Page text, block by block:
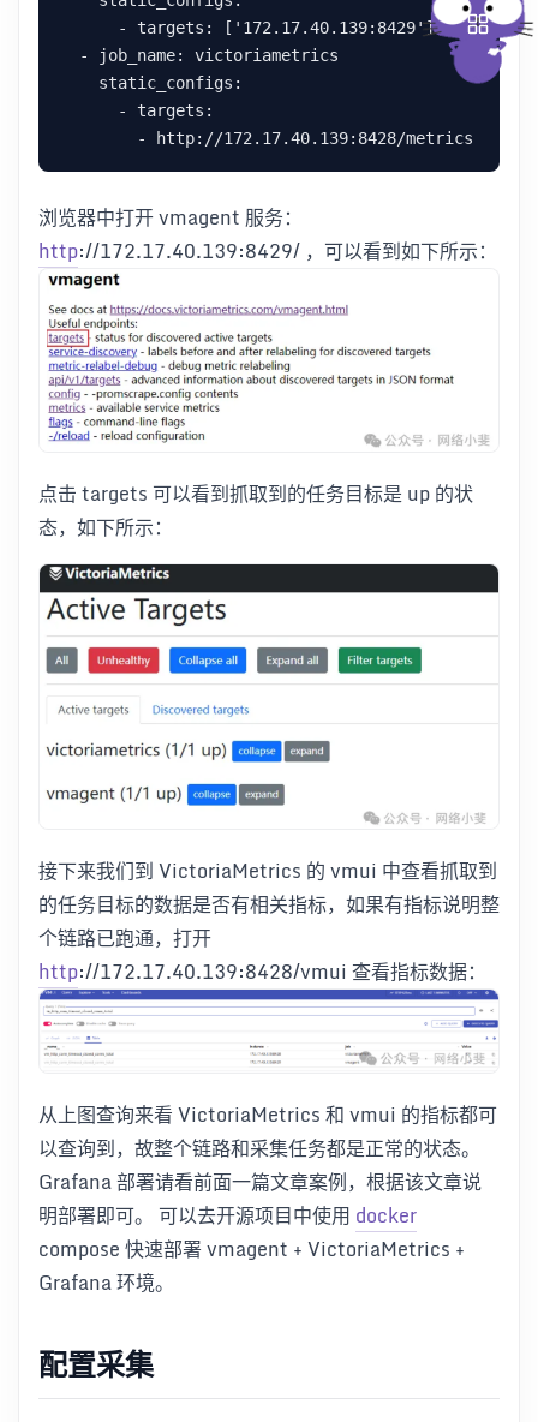
浏览器中打开 vmagent 服务：
http://172.17.40.139:8429/ ，可以看到如下所示：
点击 targets 可以看到抓取到的任务目标是 up 的状
态，如下所示：
接下来我们到 VictoriaMetrics 的 vmui 中查看抓取到
的任务目标的数据是否有相关指标，如果有指标说明整
个链路已跑通，打开
http://172.17.40.139:8428/vmui 查看指标数据：
从上图查询来看 VictoriaMetrics 和 vmui 的指标都可
以查询到，故整个链路和采集任务都是正常的状态。
Grafana 部署请看前面一篇文章案例，根据该文章说
明部署即可。 可以去开源项目中使用 docker
compose 快速部署 vmagent + VictoriaMetrics +
Grafana 环境。
配置采集